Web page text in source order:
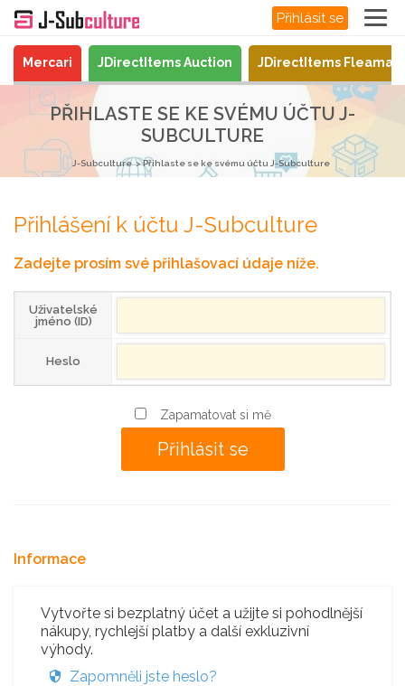
Přihlásit se
Mercari JDirectItems Auction JDirectItems
PŘIHLASTE SE KE SVÉMU ÚČTU J-
SUBCULTURE
J-Subculture Přihlaste se ke svému účtu J-Subculture
Přihlášení k účtu J-Subculture
Zadejte prosím své přihlašovací údaje níže.
Uživatelské
jméno (ID)
Heslo
Zapamatovat si mě
Informace
Vytvořte si bezplatný účet a užijte si pohodlnější
nákupy, rychlejší platby a další exkluzivní
výhody.
Zapomněli jste heslo?